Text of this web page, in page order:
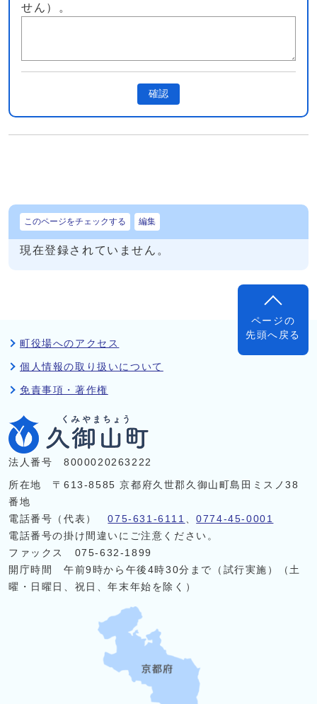
せん）。
確認
このページをチェックする 編集
現在登録されていません。
ページの
先頭へ戻る
町役場へのアクセス
個人情報の取り扱いについて
免責事項・著作権
法人番号 8000020263222
所在地 〒613-8585 京都府久世郡久御山町島田ミスノ38
番地
電話番号（代表）075-631-6111 、0774-45-0001
電話番号の掛け間違いにご注意ください。
ファックス 075-632-1899
開庁時間 午前9時から午後4時30分まで（試行実施）（土
曜・日曜日、祝日、年末年始を除く）